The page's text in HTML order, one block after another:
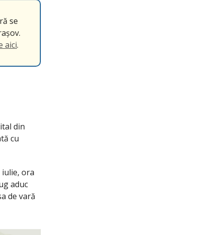
se
aici.
din
cu
iulie, ora
aduc
de vară